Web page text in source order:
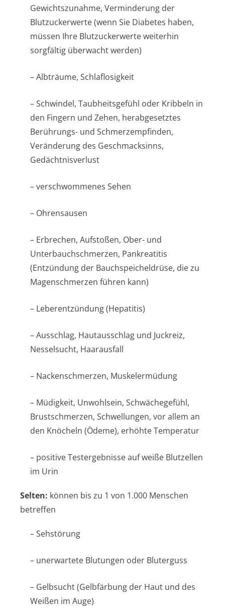
Gewichtszunahme, Verminderung der
Blutzuckerwerte (wenn Sie Diabetes haben,
müssen Ihre Blutzuckerwerte weiterhin
sorgfältig überwacht werden)
– Albträume, Schlaflosigkeit
– Schwindel, Taubheitsgefühl oder Kribbeln in
den Fingern und Zehen, herabgesetztes
Berührungs- und Schmerzempfinden,
Veränderung des Geschmacksinns,
Gedächtnisverlust
– verschwommenes Sehen
– Ohrensausen
– Erbrechen, Aufstoßen, Ober- und
Unterbauchschmer­zen, Pankreatitis
(Entzündung der Bauchspeicheldrüse, die zu
Magenschmerzen führen kann)
– Leberentzündung (Hepatitis)
– Ausschlag, Hautausschlag und Juckreiz,
Nesselsucht, Haarausfall
– Nackenschmerzen, Muskelermüdung
– Müdigkeit, Unwohlsein, Schwächegefühl,
Brustschmerzen, Schwellungen, vor allem an
den Knöcheln (Ödeme), erhöhte Temperatur
– positive Testergebnisse auf weiße Blutzellen
im Urin
Selten: können bis zu 1 von 1.000 Menschen
betreffen
– Sehstörung
– unerwartete Blutungen oder Bluterguss
– Gelbsucht (Gelbfärbung der Haut und des
Weißen im Auge)